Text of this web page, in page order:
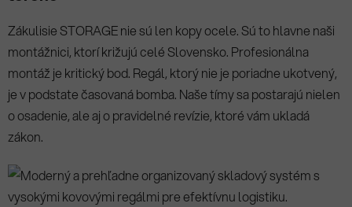
Zákulisie STORAGE nie sú len kopy ocele. Sú to hlavne naši
montážnici, ktorí križujú celé Slovensko. Profesionálna
montáž je kritický bod. Regál, ktorý nie je poriadne ukotvený,
je v podstate časovaná bomba. Naše tímy sa postarajú nielen
o osadenie, ale aj o pravidelné revízie, ktoré vám ukladá
zákon.